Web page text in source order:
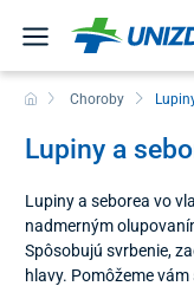
Choroby
Lupiny a
Lupiny a seborea vo
nadmerným
Spôsobujú svrbenie,
hlavy. Pomôžeme